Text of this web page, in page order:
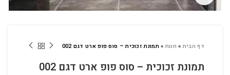
דף הבית» חנות»תמונת זכוכית – סוס פופ ארט דגם 002
תמונת זכוכית – סוס פופ ארט דגם 002